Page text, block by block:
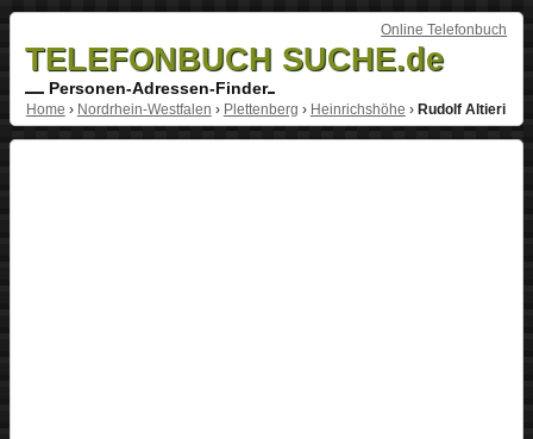
Online Telefonbuch
TELEFONBUCH SUCHE.de
Personen-Adressen-Finder
Home › Nordrhein-Westfalen › Plettenberg › Heinrichshöhe › Rudolf Altieri